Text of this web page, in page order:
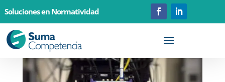
Soluciones en Normatividad